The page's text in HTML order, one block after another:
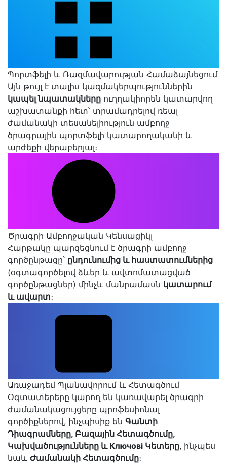
Պորտֆելի և Ռազմավարության Համաձայնեցում
Այն թույլ է տալիս կազմակերպություններին
կապել նպատակները ուղղակիորեն կատարվող
աշխատանքի հետ՝ տրամադրելով ռեալ
ժամանակի տեսանելիություն ամբողջ
ծրագրային պորտֆելի կատարողականի և
արժեքի վերաբերյալ։
Ծրագրի Ամբողջական Կենսացիկլ
Հարթակը պարզեցնում է ծրագրի ամբողջ
գործընթացը՝ ընդունումից և հաստատումներից
(օգտագործելով ձևեր և ավտոմատացված
գործընթացներ) մինչև մանրամասն կատարում
և ավարտ։
Առաջադեմ Պլանավորում և Հետագծում
Օգտատերերը կարող են կառավարել ծրագրի
ժամանակացույցերը պրոֆեսիոնալ
գործիքներով, ինչպիսիք են Գանտի
Դիագրամները, Բազային Հետագծումը,
Կախվածությունները և Ключові Կետերը, ինչպես
նաև Ժամանակի Հետագծումը։